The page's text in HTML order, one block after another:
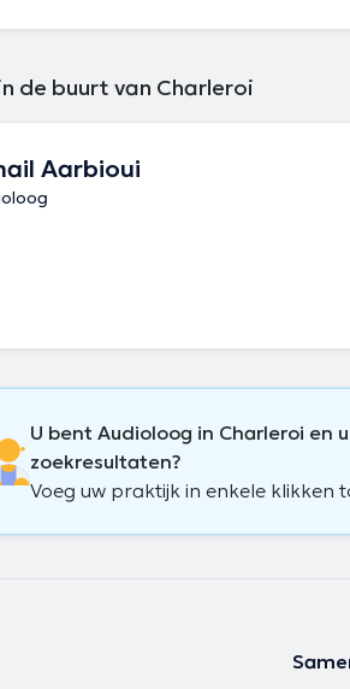
de buurt van Charleroi
Aarbioui
U bent Audioloog in Charleroi en
zoekresultaten?
Voeg uw praktijk in enkele klikken